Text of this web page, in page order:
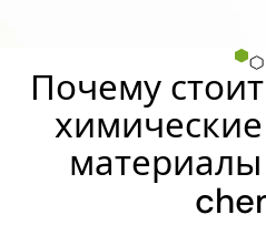
Почему